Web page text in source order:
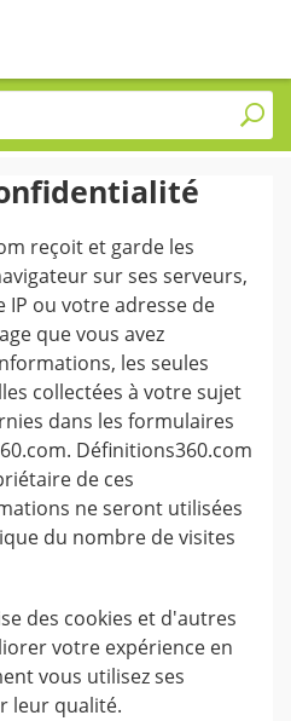
reçoit et garde les
sur ses serveurs,
ou votre adresse de
que vous avez
les seules
collectées à votre sujet
dans les formulaires
Définitions360.com
de ces
ne seront utilisées
du nombre de visites
des cookies et d'autres
votre expérience en
vous utilisez ses
leur qualité.